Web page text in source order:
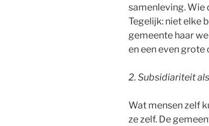
samenleving. Wie
Tegelijk: niet elke
gemeente haar
en een even grote
2. Subsidiariteit
Wat mensen zelf
ze zelf. De